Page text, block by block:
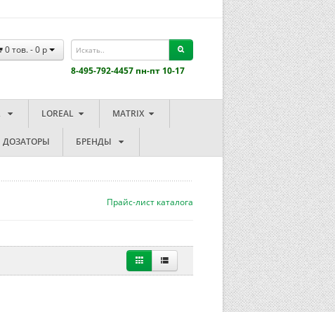
8-495-792-4457 пн-пт 10-17
0тов. -0 p
LOREAL MATRIX
ДОЗАТОРЫ БРЕНДЫ
Прайс-лист каталога